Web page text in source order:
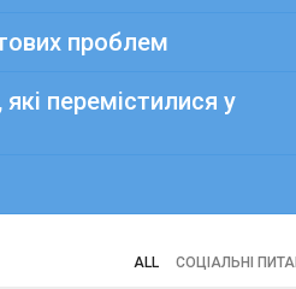
проблем
перемістилися у
ALL СОЦІАЛЬНІ